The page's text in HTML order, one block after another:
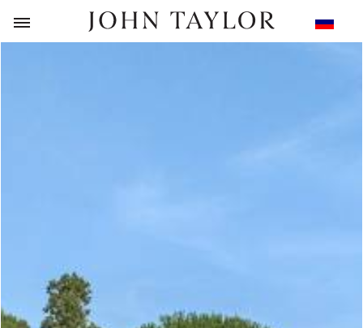
НАЗАД